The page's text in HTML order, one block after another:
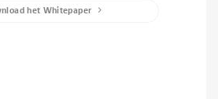
het Whitepaper